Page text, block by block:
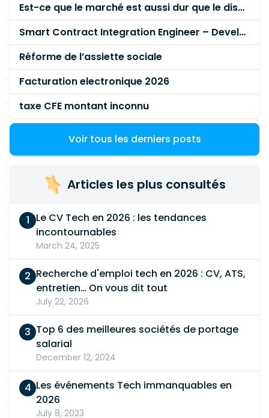
Est-ce que le marché est aussi dur que le disent les commerciaux ?
Smart Contract Integration Engineer – Developer Reputation Platform
Réforme de l’assiette sociale
Facturation electronique 2026
taxe CFE montant inconnu
Voir tous les derniers posts
Articles les plus consultés
Le CV Tech en 2026 : les tendances
incontournables
March 24, 2025
Recherche d'emploi tech en 2026 : CV, ATS,
entretien… On vous dit tout
July 22, 2026
Top 6 des meilleures sociétés de portage
salarial
December 12, 2024
Les événements Tech immanquables en
2026
July 8, 2023